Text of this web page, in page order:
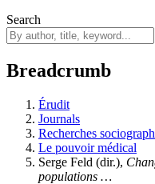
Search
Breadcrumb
Érudit
Journals
Recherches
Le pouvoir médical
Serge Feld (dir.),
populations …